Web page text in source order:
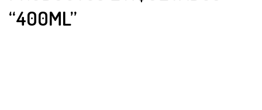
“400ML”